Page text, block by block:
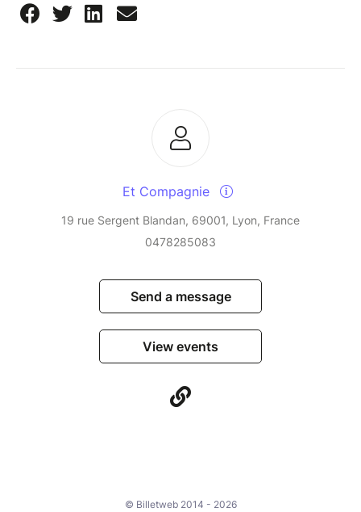
Et Compagnie
19 rue Sergent Blandan, 69001, Lyon, France
0478285083
Send a message
View events
© Billetweb 2014 - 2026